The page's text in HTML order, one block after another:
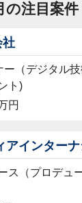
の注目案件
社
ー（デジタル
ト)
円
アインター
ス（プロデュ